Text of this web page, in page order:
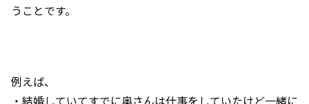
うことです。
例えば、
・結婚していてすでに奥さんは仕事をしていたけど一緒に